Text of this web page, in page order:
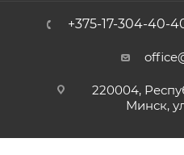
+375-17-304-40-
220004,
Минск,